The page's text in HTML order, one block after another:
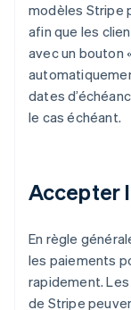
modèles Stripe
afin que les
avec un bouton
dates
le cas échéant.
Accepter
En règle
les paiements
rapidement.
de Stripe